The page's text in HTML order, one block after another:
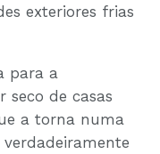
exteriores frias
para a
de casas
a torna numa